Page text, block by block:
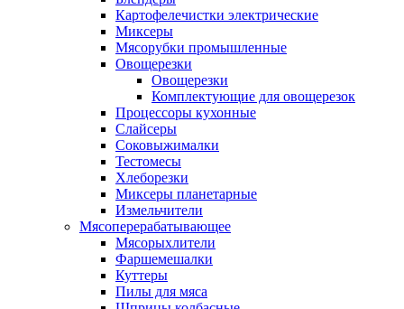
Картофелечистки электрические
Миксеры
Мясорубки промышленные
Овощерезки
Овощерезки
Комплектующие для овощерезок
Процессоры кухонные
Слайсеры
Соковыжималки
Тестомесы
Хлеборезки
Миксеры планетарные
Измельчители
Мясоперерабатывающее
Мясорыхлители
Фаршемешалки
Куттеры
Пилы для мяса